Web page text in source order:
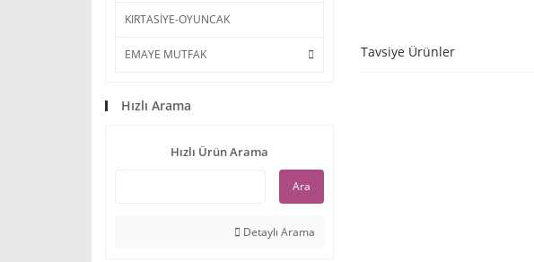
KIRTASİYE-OYUNCAK
EMAYE MUTFAK
Hızlı Arama
Hızlı Ürün Arama
Ara
Detaylı Arama
Tavsiye Ürünler